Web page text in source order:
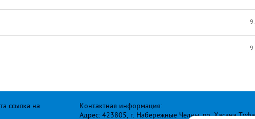
ссылка на
Контактная информация:
Адрес: 423805, г. Набережные Челны, пр. Хасана